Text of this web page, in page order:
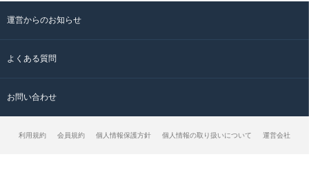
運営からのお知らせ
よくある質問
お問い合わせ
利用規約 会員規約 個人情報保護方針 個人情報の取り扱いについて 運営会社